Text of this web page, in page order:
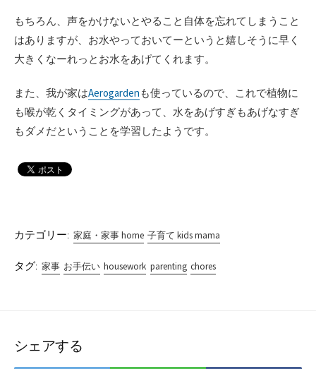
もちろん、声をかけないとやること自体を忘れてしまうこと
はありますが、お水やっておいてーというと嬉しそうに早く
大きくなーれっとお水をあげてくれます。
また、我が家はAerogarden も使っているので、これで植物に
も喉が乾くタイミングがあって、水をあげすぎもあげなすぎ
もダメだということを学習したようです。
カテゴリー: 家庭・家事 home 子育て kids mama
タグ: 家事 お手伝い housework parenting chores
シェアする